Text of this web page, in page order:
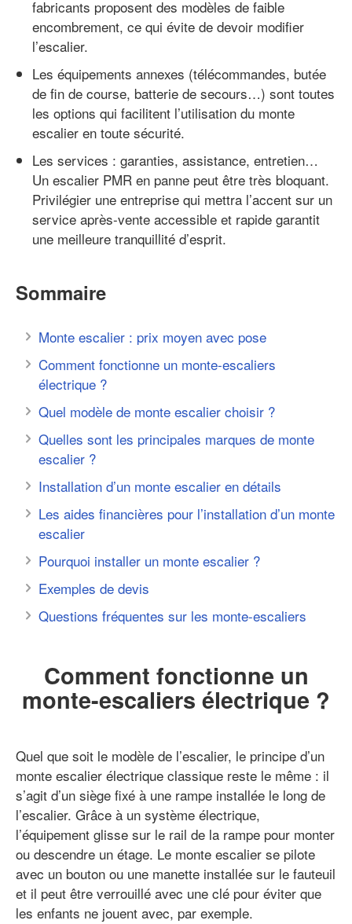
fabricants proposent des modèles de faible
encombrement, ce qui évite de devoir modifier
l’escalier.
Les équipements annexes (télécommandes, butée
de fin de course, batterie de secours…) sont toutes
les options qui facilitent l’utilisation du monte
escalier en toute sécurité.
Les services : garanties, assistance, entretien…
Un escalier PMR en panne peut être très bloquant.
Privilégier une entreprise qui mettra l’accent sur un
service après-vente accessible et rapide garantit
une meilleure tranquillité d’esprit.
Sommaire
Monte escalier : prix moyen avec pose
Comment fonctionne un monte-escaliers
électrique ?
Quel modèle de monte escalier choisir ?
Quelles sont les principales marques de monte
escalier ?
Installation d’un monte escalier en détails
Les aides financières pour l’installation d’un monte
escalier
Pourquoi installer un monte escalier ?
Exemples de devis
Questions fréquentes sur les monte-escaliers
Comment fonctionne un
monte-escaliers électrique ?
Quel que soit le modèle de l’escalier, le principe d’un
monte escalier électrique classique reste le même : il
s’agit d’un siège fixé à une rampe installée le long de
l’escalier. Grâce à un système électrique,
l’équipement glisse sur le rail de la rampe pour monter
ou descendre un étage. Le monte escalier se pilote
avec un bouton ou une manette installée sur le fauteuil
et il peut être verrouillé avec une clé pour éviter que
les enfants ne jouent avec, par exemple.